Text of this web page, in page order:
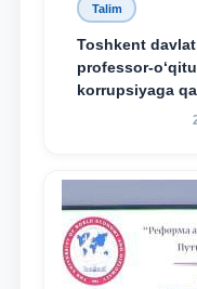
Talim
Toshkent
professor-
korrupsiyaga
amalga
maqsadida
nashrlarda
dayjesti